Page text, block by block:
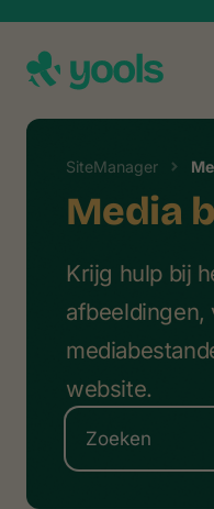
SiteManager
Media
Krijg hulp bij
afbeeldingen,
website.